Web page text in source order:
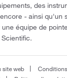
des
- ainsi qu'un
équipe de
web